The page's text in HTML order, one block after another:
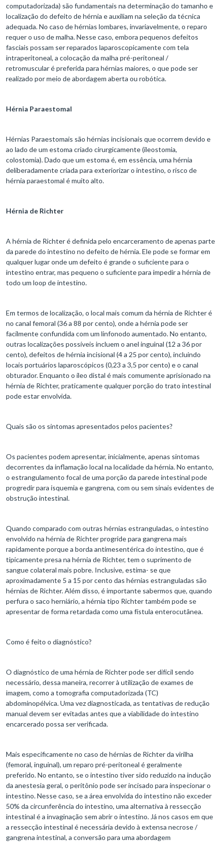
computadorizada) são fundamentais na determinação do tamanho e
localização do defeito de hérnia e auxiliam na seleção da técnica
adequada. No caso de hérnias lombares, invariavelmente, o reparo
requer o uso de malha. Nesse caso, embora pequenos defeitos
fasciais possam ser reparados laparoscopicamente com tela
intraperitoneal, a colocação da malha pré-peritoneal /
retromuscular é preferida para hérnias maiores, o que pode ser
realizado por meio de abordagem aberta ou robótica.
Hérnia Paraestomal
Hérnias Paraestomais são hérnias incisionais que ocorrem devido e
ao lado de um estoma criado cirurgicamente (ileostomia,
colostomia). Dado que um estoma é, em essência, uma hérnia
deliberadamente criada para exteriorizar o intestino, o risco de
hérnia paraestomal é muito alto.
Hérnia de Richter
A hérnia de Richter é definida pelo encarceramento de apenas parte
da parede do intestino no defeito de hérnia. Ele pode se formar em
qualquer lugar onde um defeito é grande o suficiente para o
intestino entrar, mas pequeno o suficiente para impedir a hérnia de
todo um loop de intestino.
Em termos de localização, o local mais comum da hérnia de Richter é
no canal femoral (36 a 88 por cento), onde a hérnia pode ser
facilmente confundida com um linfonodo aumentado. No entanto,
outras localizações possíveis incluem o anel inguinal (12 a 36 por
cento), defeitos de hérnia incisional (4 a 25 por cento), incluindo
locais portuários laparoscópicos (0,23 a 3,5 por cento) e o canal
obturador. Enquanto o íleo distal é mais comumente aprisionado na
hérnia de Richter, praticamente qualquer porção do trato intestinal
pode estar envolvida.
Quais são os sintomas apresentados pelos pacientes?
Os pacientes podem apresentar, inicialmente, apenas sintomas
decorrentes da inflamação local na localidade da hérnia. No entanto,
o estrangulamento focal de uma porção da parede intestinal pode
progredir para isquemia e gangrena, com ou sem sinais evidentes de
obstrução intestinal.
Quando comparado com outras hérnias estranguladas, o intestino
envolvido na hérnia de Richter progride para gangrena mais
rapidamente porque a borda antimesentérica do intestino, que é
tipicamente presa na hérnia de Richter, tem o suprimento de
sangue colateral mais pobre. Inclusive, estima- se que
aproximadamente 5 a 15 por cento das hérnias estranguladas são
hérnias de Richter. Além disso, é importante sabermos que, quando
perfura o saco herniário, a hérnia tipo Richter também pode se
apresentar de forma retardada como uma fístula enterocutânea.
Como é feito o diagnóstico?
O diagnóstico de uma hérnia de Richter pode ser difícil sendo
necessário, dessa maneira, recorrer à utilização de exames de
imagem, como a tomografia computadorizada (TC)
abdominopélvica. Uma vez diagnosticada, as tentativas de redução
manual devem ser evitadas antes que a viabilidade do intestino
encarcerado possa ser verificada.
Mais especificamente no caso de hérnias de Richter da virilha
(femoral, inguinal), um reparo pré-peritoneal é geralmente
preferido. No entanto, se o intestino tiver sido reduzido na indução
da anestesia geral, o peritônio pode ser incisado para inspecionar o
intestino. Nesse caso, se a área envolvida do intestino não exceder
50% da circunferência do intestino, uma alternativa à ressecção
intestinal é a invaginação sem abrir o intestino. Já nos casos em que
a ressecção intestinal é necessária devido à extensa necrose /
gangrena intestinal, a conversão para uma abordagem